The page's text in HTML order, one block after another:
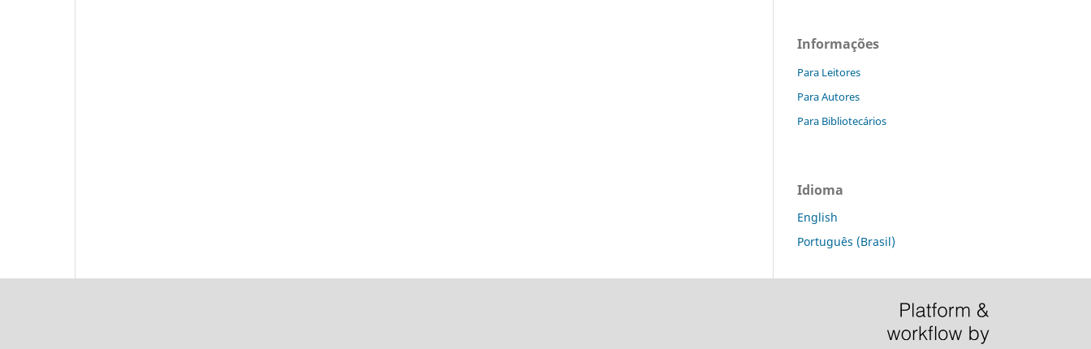
Informações
Para Leitores
Para Autores
Para Bibliotecários
Idioma
English
Português (Brasil)